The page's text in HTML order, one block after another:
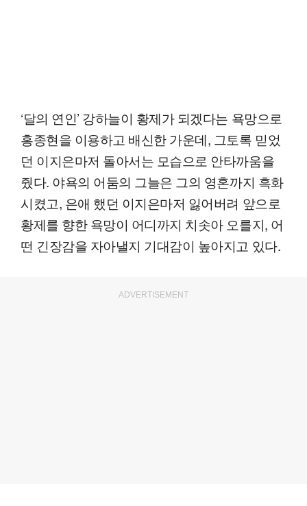
‘달의 연인’ 강하늘이 황제가 되겠다는 욕망으로
홍종현을 이용하고 배신한 가운데, 그토록 믿었
던 이지은마저 돌아서는 모습으로 안타까움을
줬다. 야욕의 어둠의 그늘은 그의 영혼까지 흑화
시켰고, 은애 했던 이지은마저 잃어버려 앞으로
황제를 향한 욕망이 어디까지 치솟아 오를지, 어
떤 긴장감을 자아낼지 기대감이 높아지고 있다.
ADVERTISEMENT